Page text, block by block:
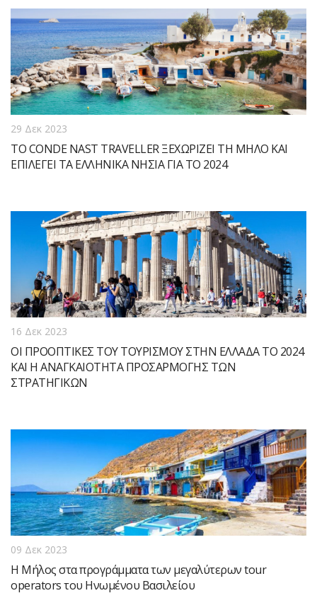
29 Δεκ 2023
ΤΟ CONDE NAST TRAVELLER ΞΕΧΩΡΙΖΕΙ ΤΗ ΜΗΛΟ ΚΑΙ
ΕΠΙΛΕΓΕΙ ΤΑ ΕΛΛΗΝΙΚΑ ΝΗΣΙΑ ΓΙΑ ΤΟ 2024
16 Δεκ 2023
ΟΙ ΠΡΟΟΠΤΙΚΕΣ ΤΟΥ ΤΟΥΡΙΣΜΟΥ ΣΤΗΝ ΕΛΛΑΔΑ ΤΟ 2024
ΚΑΙ Η ΑΝΑΓΚΑΙΟΤΗΤΑ ΠΡΟΣΑΡΜΟΓΗΣ ΤΩΝ
ΣΤΡΑΤΗΓΙΚΩΝ
09 Δεκ 2023
Η Μήλος στα προγράμματα των μεγαλύτερων tour
operators του Ηνωμένου Βασιλείου